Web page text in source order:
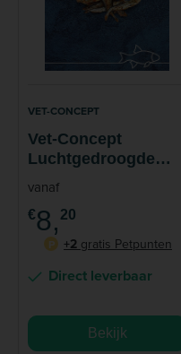
VET-CONCEPT
Vet-Concept
Luchtgedroogde
Visjes Snack Hond
vanaf
€8, 20
P
+2 gratis Petpunten
Direct leverbaar
Bekijk